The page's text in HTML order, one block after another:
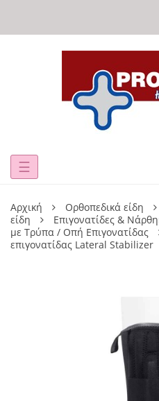
Toggle
☰
Αρχική Ορθοπεδικά είδη
είδη
Επιγονατίδες &
με Τρύπα / Οπή Επιγονατίδας
επιγονατίδας Lateral Stabilizer